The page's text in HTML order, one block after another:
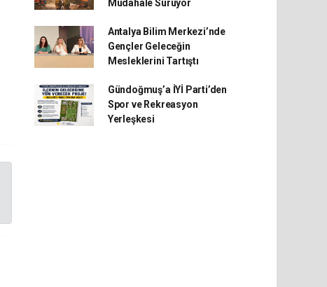
Müdahale Sürüyor
Antalya Bilim Merkezi’nde
Gençler Geleceğin
Mesleklerini Tartıştı
Gündoğmuş’a İYİ Parti’den
Spor ve Rekreasyon
Yerleşkesi